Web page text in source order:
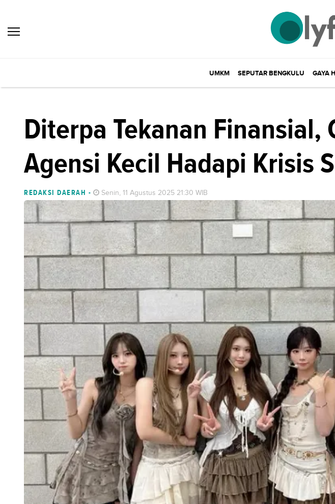
UMKM SEPUTAR BENGKULU GAYA
Diterpa Tekanan Finansial,
Agensi Kecil Hadapi Krisis
REDAKSI DAERAH - Senin, 11 Agustus 2025 21:30 WIB